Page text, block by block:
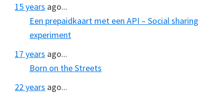
15 years ago...
Een prepaidkaart met een API – Social sharing
experiment
17 years ago...
Born on the Streets
22 years ago...